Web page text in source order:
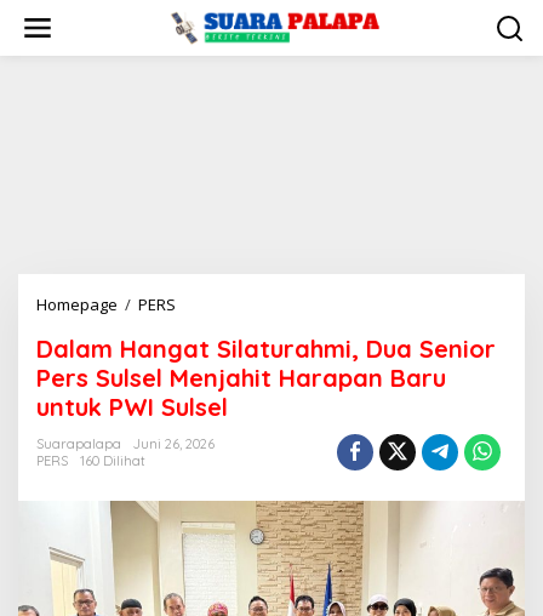
konten
Homepage / PERS
Silaturahmi,
Dua
Senior
Sulsel
Harapan
Baru
untuk
PWI
Sulsel
Dalam Hangat Silaturahmi, Dua Senior
Pers Sulsel Menjahit Harapan Baru
untuk PWI Sulsel
Suarapalapa
Juni 26, 2026
PERS
160 Dilihat